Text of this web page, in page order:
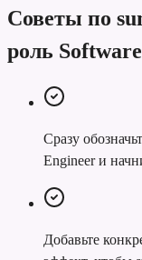
Советы по
роль
Сразу
Engineer и
Добавьте